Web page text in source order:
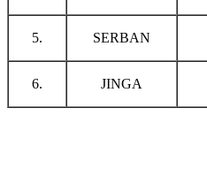
5. SERBAN
6. JINGA